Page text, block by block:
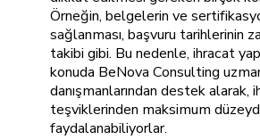
Örneğin, belgelerin ve
sağlanması, başvuru tarihlerinin
takibi gibi. Bu nedenle, ihracat
konuda BeNova Consulting
danışmanlarından destek alarak,
teşviklerinden maksimum
faydalanabiliyorlar.